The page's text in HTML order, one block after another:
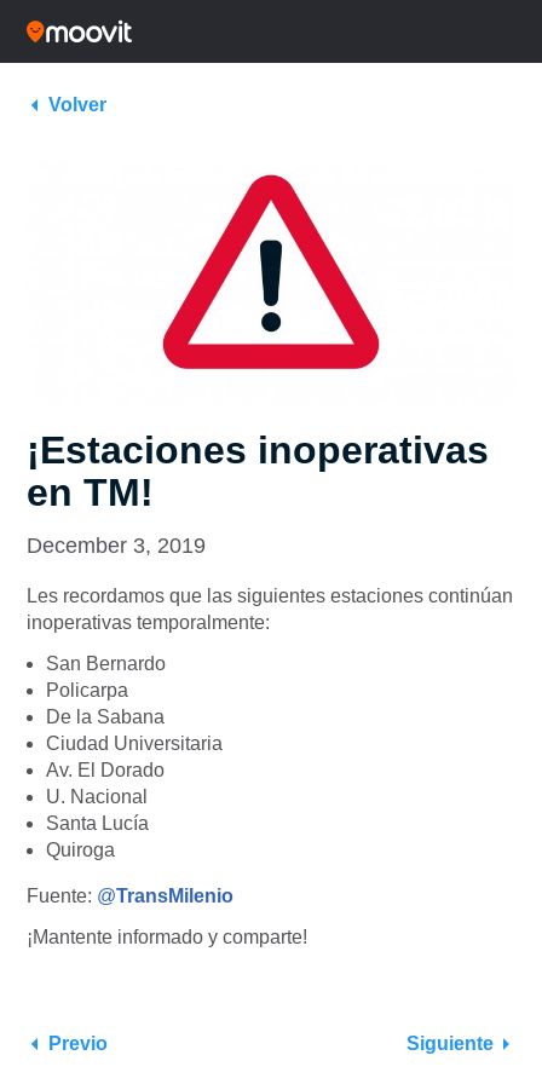
Volver
¡Estaciones inoperativas
en TM!
December 3, 2019
Les recordamos que las siguientes estaciones continúan
inoperativas temporalmente:
San Bernardo
Policarpa
De la Sabana
Ciudad Universitaria
Av. El Dorado
U. Nacional
Santa Lucía
Quiroga
Fuente: @TransMilenio
¡Mantente informado y comparte!
Previo Siguiente